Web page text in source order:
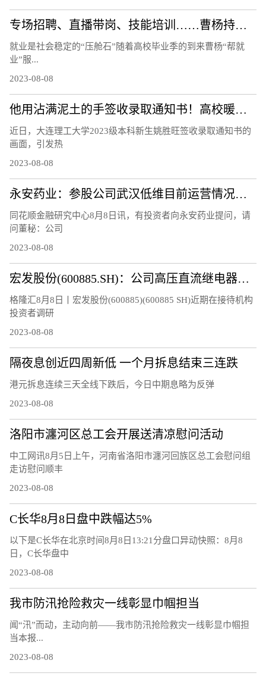
专场招聘、直播带岗、技能培训……曹杨持续打造“15分钟就业服务示范圈”！
就业是社会稳定的“压舱石”随着高校毕业季的到来曹杨“帮就
业”服...
2023-08-08
他用沾满泥土的手签收录取通知书！高校暖心回应
近日，大连理工大学2023级本科新生姚胜旺签收录取通知书的
画面，引发热
2023-08-08
永安药业：参股公司武汉低维目前运营情况正常，研制的石墨烯材料等相关产品正处于市场推广阶段
同花顺金融研究中心8月8日讯，有投资者向永安药业提问，请
问董秘：公司
2023-08-08
宏发股份(600885.SH)：公司高压直流继电器继续保持快速增长
格隆汇8月8日丨宏发股份(600885)(600885 SH)近期在接待机构
投资者调研
2023-08-08
隔夜息创近四周新低 一个月拆息结束三连跌
港元拆息连续三天全线下跌后，今日中期息略为反弹
2023-08-08
洛阳市瀍河区总工会开展送清凉慰问活动
中工网讯8月5日上午，河南省洛阳市瀍河回族区总工会慰问组
走访慰问顺丰
2023-08-08
C长华8月8日盘中跌幅达5%
以下是C长华在北京时间8月8日13:21分盘口异动快照：8月8
日，C长华盘中
2023-08-08
我市防汛抢险救灾一线彰显巾帼担当
闻“汛”而动，主动向前——我市防汛抢险救灾一线彰显巾帼担
当本报...
2023-08-08